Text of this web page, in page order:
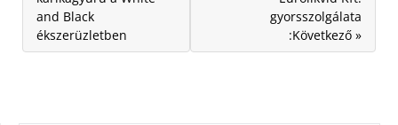
and Black
ékszerüzletben
gyorsszolgálata
:Következő »